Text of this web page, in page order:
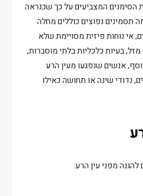
הסימנים המצביעים על כך שכנראה
תסמינים נפוצים כוללים מחלה
אי נוחות פיזית מסויימת שלא
בעיות כלכליות בלתי מוסברות,
אנשים שנפגעו מעין הרע
נדודי שינה או תחושה כאילו
להגנה מפני עין הרע: